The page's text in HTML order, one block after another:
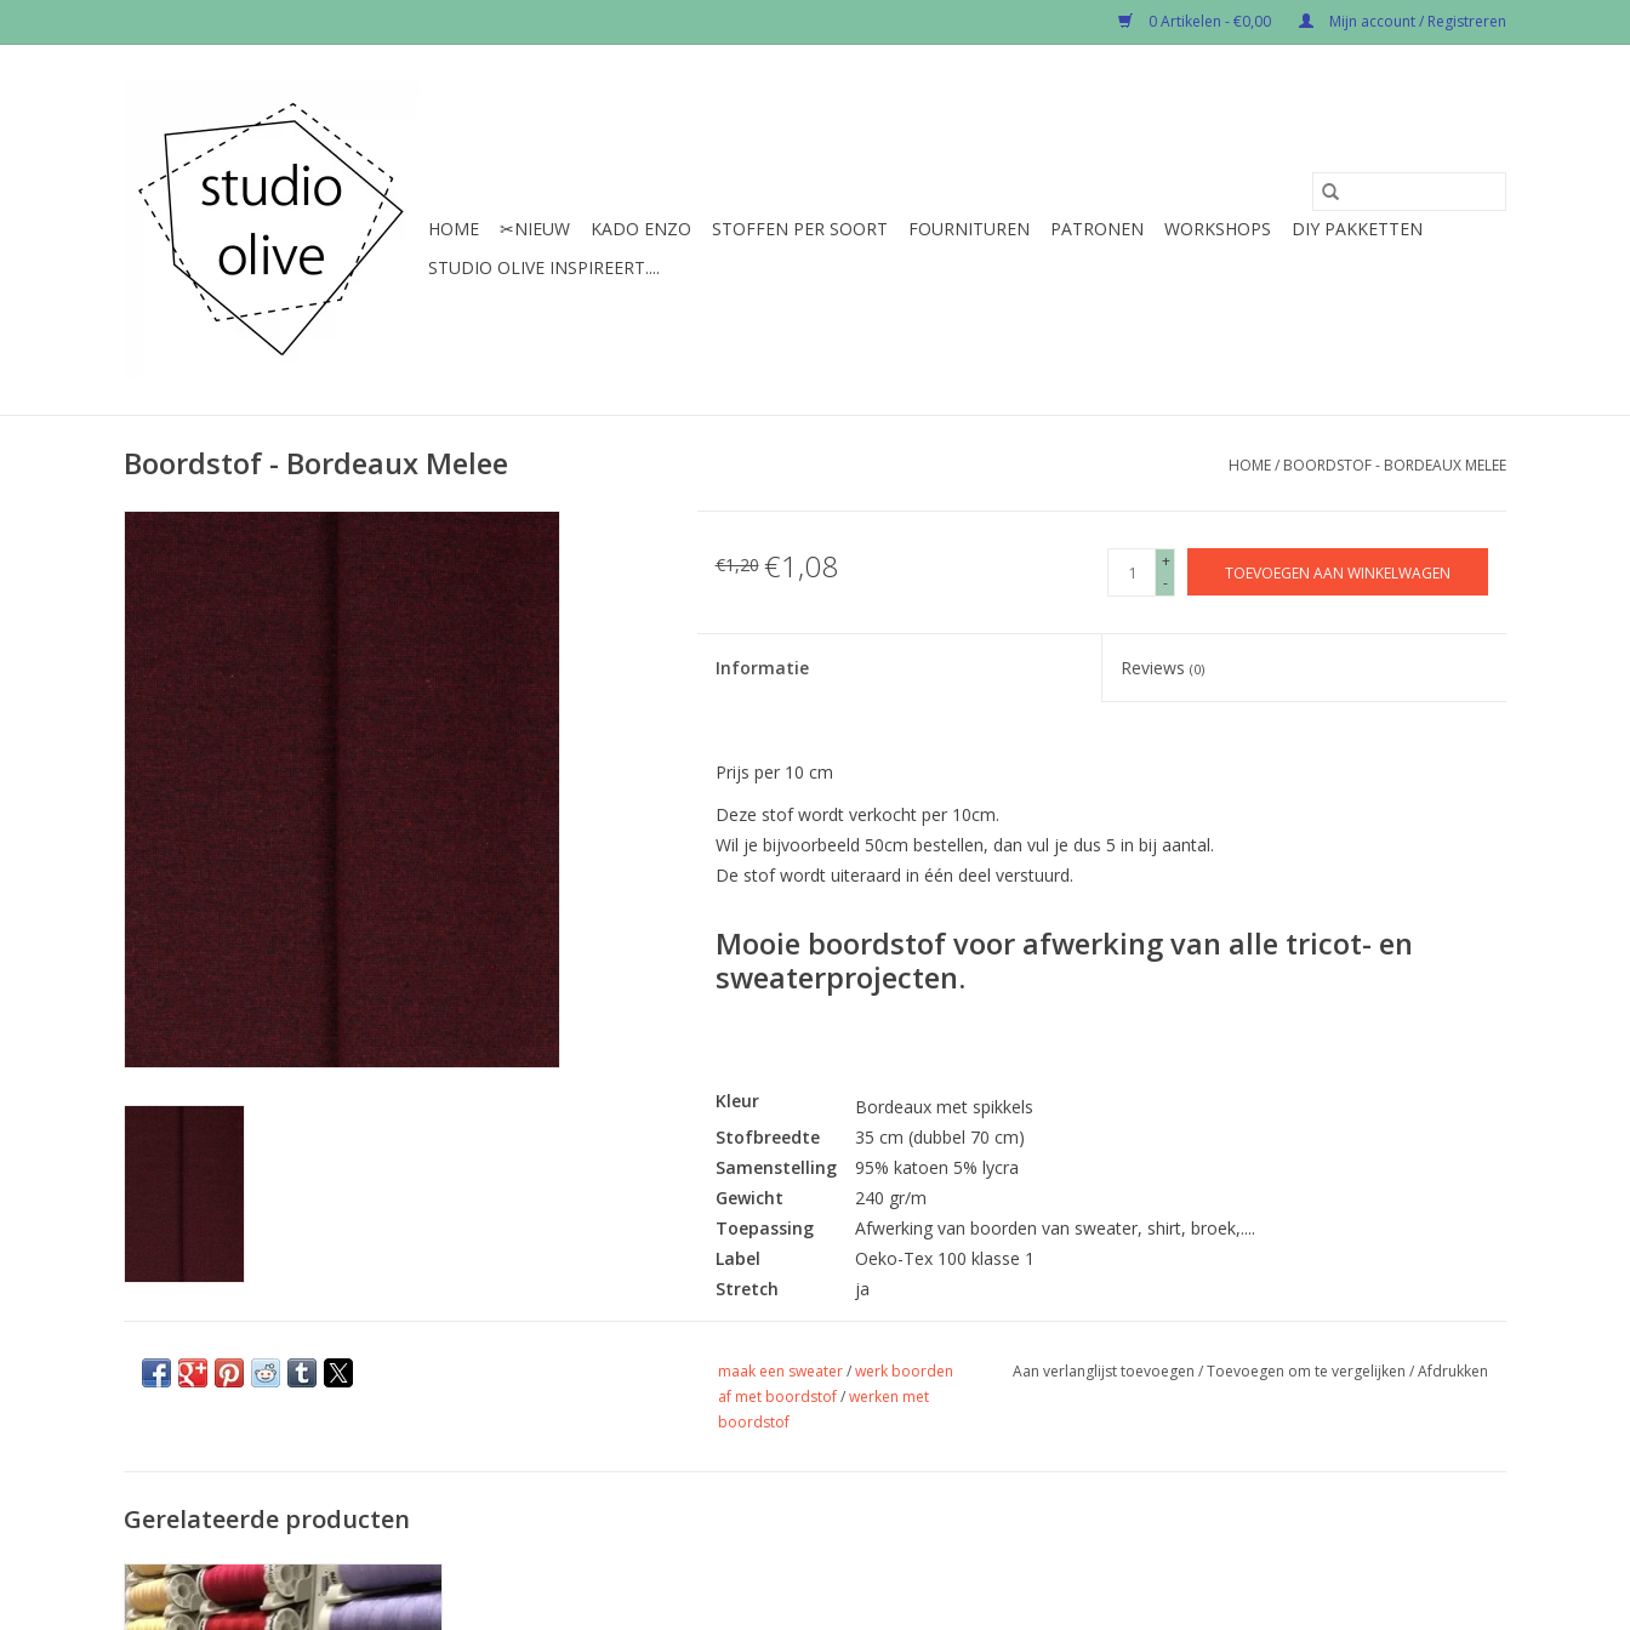
0 Artikelen - €0,00 Mijn account / Registreren
HOME ✂︎NIEUW KADO ENZO STOFFEN PER SOORT FOURNITUREN PATRONEN WORKSHOPS
DIY PAKKETTEN
STUDIO OLIVE INSPIREERT....
Boordstof - Bordeaux Melee HOME/ BOORDSTOF - BORDEAUX MELEE
€1,20 €1,08
+
-
TOEVOEGEN AAN WINKELWAGEN
Informatie Reviews(0)
Prijs per 10 cm
Deze stof wordt verkocht per 10cm.
Wil je bijvoorbeeld 50cm bestellen, dan vul je dus 5 in bij aantal.
De stof wordt uiteraard in één deel verstuurd.
Mooie boordstof voor afwerking van alle tricot- en
sweaterprojecten.
Kleur
Bordeaux met spikkels
Stofbreedte
35 cm (dubbel 70 cm)
Samenstelling
95% katoen 5% lycra
Gewicht
240 gr/m
Toepassing
Afwerking van boorden van sweater, shirt, broek,....
Label
Oeko-Tex 100 klasse 1
Stretch
ja
maak een sweater/werk boorden
af met boordstof/werken met
boordstof
Aan verlanglijst toevoegen /Toevoegen om te vergelijken /Afdrukken
Gerelateerde producten
Prijs per stuk.
De allerbeste kwaliteit naaigaren voor uw